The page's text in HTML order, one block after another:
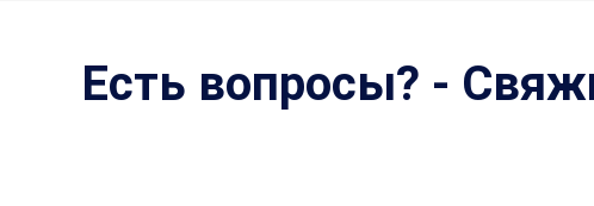
Есть вопросы? -